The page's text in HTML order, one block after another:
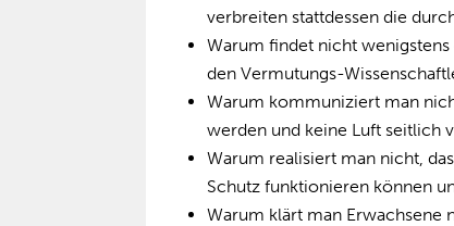
verbreiten stattdessen die
Warum findet nicht
den Vermutungs-
Warum kommuniziert man
werden und keine Luft seitlich
Warum realisiert man nicht,
Schutz funktionieren können
Warum klärt man Erwachsene